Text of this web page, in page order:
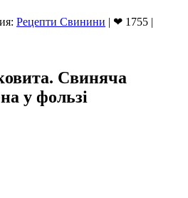
Рецепти Свинини | ❤ 1755 |
Свиняча
у фользі